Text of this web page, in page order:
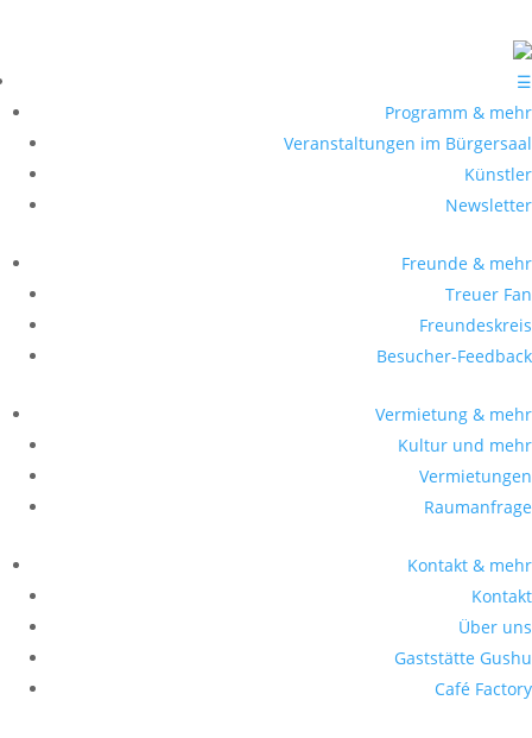
☰
Programm & mehr
Veranstaltungen im Bürgersaal
Künstler
Newsletter
Freunde & mehr
Treuer Fan
Freundeskreis
Besucher-Feedback
Vermietung & mehr
Kultur und mehr
Vermietungen
Raumanfrage
Kontakt & mehr
Kontakt
Über uns
Gaststätte Gushu
Café Factory